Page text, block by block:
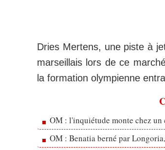
Dries Mertens, une piste à
marseillais lors de ce
la formation olympienne
OM : l'inquiétude monte chez
OM : Benatia berné par